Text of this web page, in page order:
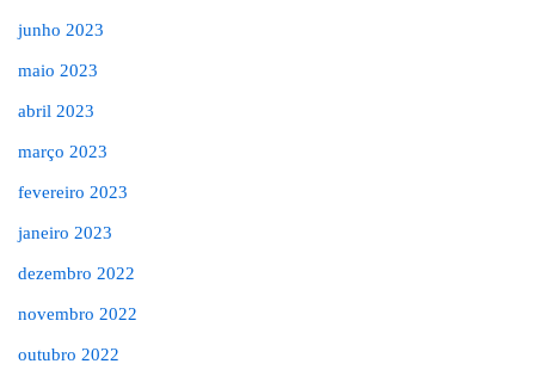
junho 2023
maio 2023
abril 2023
março 2023
fevereiro 2023
janeiro 2023
dezembro 2022
novembro 2022
outubro 2022